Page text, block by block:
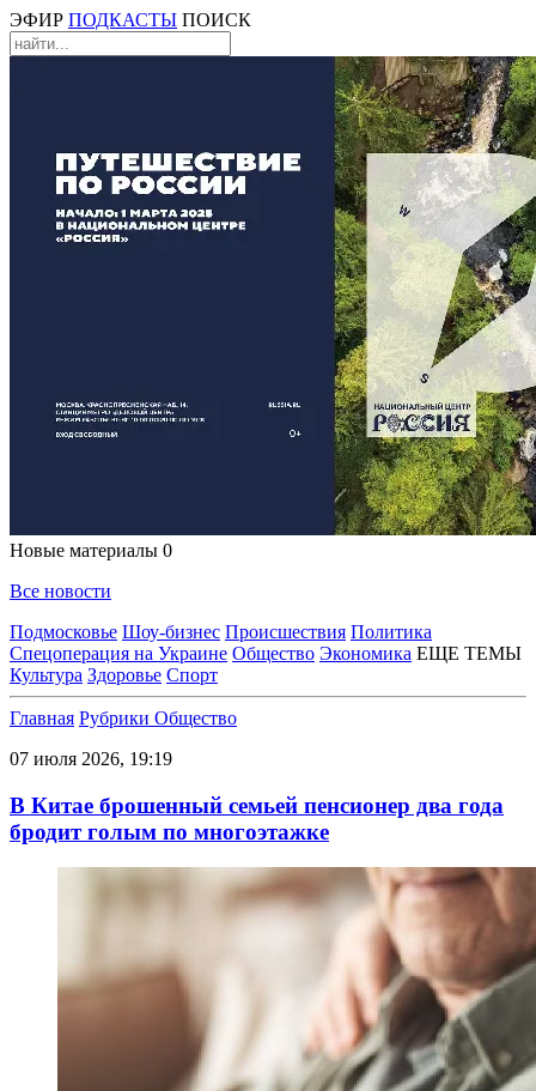
ЭФИР ПОДКАСТЫ ПОИСК
Новые материалы 0
Все новости
Подмосковье Шоу-бизнес Происшествия Политика
Спецоперация на Украине Общество Экономика ЕЩЕ ТЕМЫ
Культура Здоровье Спорт
Главная Рубрики Общество
07 июля 2026, 19:19
В Китае брошенный семьей пенсионер два года
бродит голым по многоэтажке